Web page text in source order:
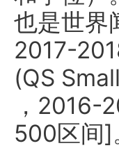
也是世界
2017-
(QS
，2016-
500区间]